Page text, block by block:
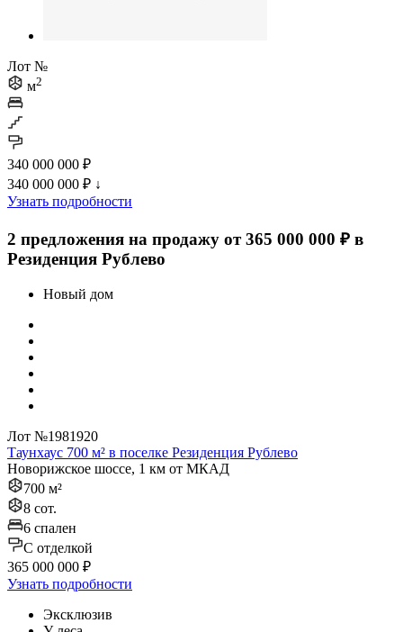
Лот №
м2
340 000 000 ₽
340 000 000 ₽ ↓
Узнать подробности
2 предложения на продажу от 365 000 000 ₽ в
Резиденция Рублево
Новый дом
Лот №1981920
Таунхаус 700 м² в поселке Резиденция Рублево
Новорижское шоссе, 1 км от МКАД
700 м²
8 сот.
6 спален
C отделкой
365 000 000 ₽
Узнать подробности
Эксклюзив